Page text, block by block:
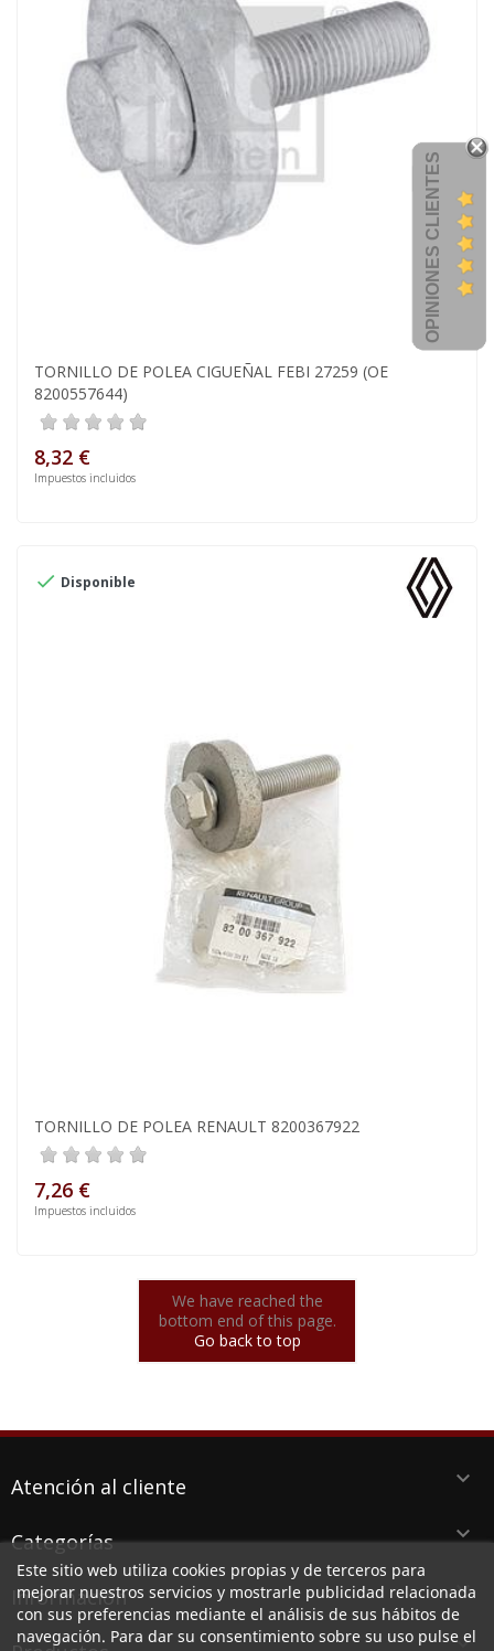
TORNILLO DE POLEA CIGUEÑAL FEBI 27259 (OE
8200557644)
8,32 €
Impuestos incluidos
 Disponible
TORNILLO DE POLEA RENAULT 8200367922
7,26 €
Impuestos incluidos
We have reached the
bottom end of this page.
Go back to top
Atención al cliente keyboard_arrow_down
Categorías keyboard_arrow_down
Información keyboard_arrow_down
keyboard_arrow_down
Este sitio web utiliza cookies propias y de terceros para
mejorar nuestros servicios y mostrarle publicidad relacionada
con sus preferencias mediante el análisis de sus hábitos de
navegación. Para dar su consentimiento sobre su uso pulse el
OPINIONES CLIENTES